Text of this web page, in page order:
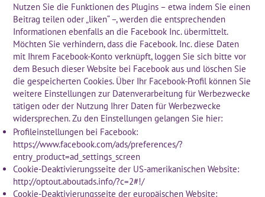
Nutzen Sie die Funktionen des Plugins – etwa indem Sie einen
Beitrag teilen oder „liken“ –, werden die entsprechenden
Informationen ebenfalls an die Facebook Inc. übermittelt.
Möchten Sie verhindern, dass die Facebook. Inc. diese Daten
mit Ihrem Facebook-Konto verknüpft, loggen Sie sich bitte vor
dem Besuch dieser Website bei Facebook aus und löschen Sie
die gespeicherten Cookies. Über Ihr Facebook-Profil können Sie
weitere Einstellungen zur Datenverarbeitung für Werbezwecke
tätigen oder der Nutzung Ihrer Daten für Werbezwecke
widersprechen. Zu den Einstellungen gelangen Sie hier:
Profileinstellungen bei Facebook:
https://www.facebook.com/ads/preferences/?
entry_product=ad_settings_screen
Cookie-Deaktivierungsseite der US-amerikanischen Website:
http://optout.aboutads.info/?c=2#!/
Cookie-Deaktivierungsseite der europäischen Website: